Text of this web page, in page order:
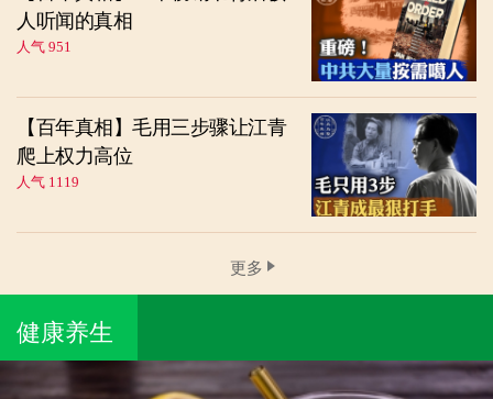
人听闻的真相
人气 951
【百年真相】毛用三步骤让江青
爬上权力高位
人气 1119
更多
健康养生